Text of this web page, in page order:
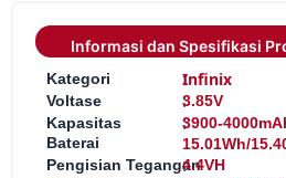
Informasi dan Spesifikasi
Kategori :Infinix
Voltase :3.85V
Kapasitas
Baterai
:3900-
15.01Wh/
Pengisian Tegangan
:4.4VH